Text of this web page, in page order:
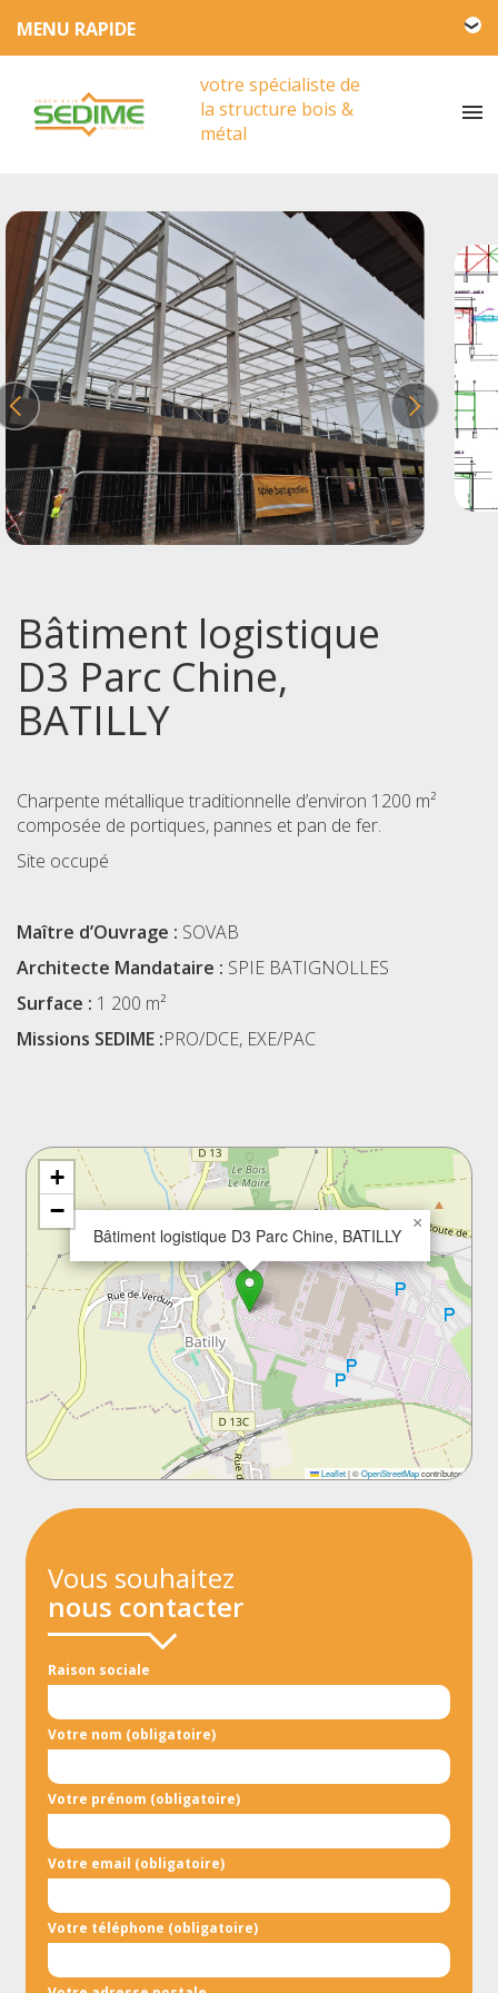
Engagement HSE
Actualités
Vidéos
votre spécialiste de
la structure bois &
métal
Bâtiment logistique
D3 Parc Chine,
BATILLY
Charpente métallique traditionnelle d’environ 1200 m²
composée de portiques, pannes et pan de fer.
Site occupé
Maître d’Ouvrage : SOVAB
Architecte Mandataire : SPIE BATIGNOLLES
Surface : 1 200 m²
Missions SEDIME :PRO/DCE, EXE/PAC
Bâtiment logistique D3 Parc Chine, BATILLY
×
+
−
Leaflet |©OpenStreetMapcontributors
Vous souhaitez
nous contacter
Raison sociale
Votre nom (obligatoire)
Votre prénom (obligatoire)
Votre email (obligatoire)
Votre téléphone (obligatoire)